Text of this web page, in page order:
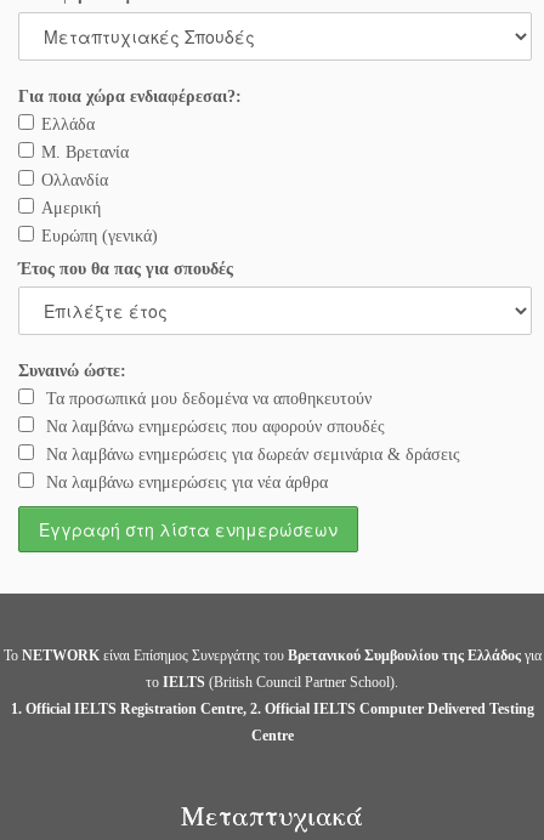
Για ποια χώρα ενδιαφέρεσαι?:
Ελλάδα
Μ. Βρετανία
Ολλανδία
Αμερική
Ευρώπη (γενικά)
Έτος που θα πας για σπουδές
Συναινώ ώστε:
Τα προσωπικά μου δεδομένα να αποθηκευτούν
Να λαμβάνω ενημερώσεις που αφορούν σπουδές
Να λαμβάνω ενημερώσεις για δωρεάν σεμινάρια & δράσεις
Να λαμβάνω ενημερώσεις για νέα άρθρα
Το NETWORKείναι Επίσημος Συνεργάτης του Βρετανικού Συμβουλίου της Ελλάδοςγια
το IELTS (British Council Partner School).
1. Official IELTS Registration Centre, 2. Official IELTS Computer Delivered Testing
Centre
Μεταπτυχιακά